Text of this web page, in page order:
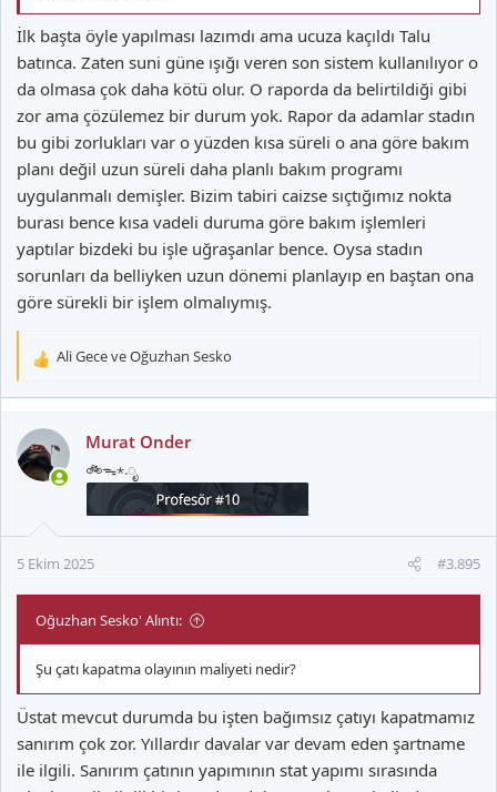
İlk başta öyle yapılması lazımdı ama ucuza kaçıldı Talu
batınca. Zaten suni güne ışığı veren son sistem kullanılıyor o
da olmasa çok daha kötü olur. O raporda da belirtildiği gibi
zor ama çözülemez bir durum yok. Rapor da adamlar stadın
bu gibi zorlukları var o yüzden kısa süreli o ana göre bakım
planı değil uzun süreli daha planlı bakım programı
uygulanmalı demişler. Bizim tabiri caizse sıçtığımız nokta
burası bence kısa vadeli duruma göre bakım işlemleri
yaptılar bizdeki bu işle uğraşanlar bence. Oysa stadın
sorunları da belliyken uzun dönemi planlayıp en baştan ona
göre sürekli bir işlem olmalıymış.
T
k
i
l
Ali GeceveOğuzhan Sesko
Murat Onder
🚲ᯓ⋆.ೃ
5 Ekim 2025 #3.895
Oğuzhan Sesko' Alıntı:
Şu çatı kapatma olayının maliyeti nedir?
Üstat mevcut durumda bu işten bağımsız çatıyı kapatmamız
sanırım çok zor. Yıllardır davalar var devam eden şartname
ile ilgili. Sanırım çatının yapımının stat yapımı sırasında